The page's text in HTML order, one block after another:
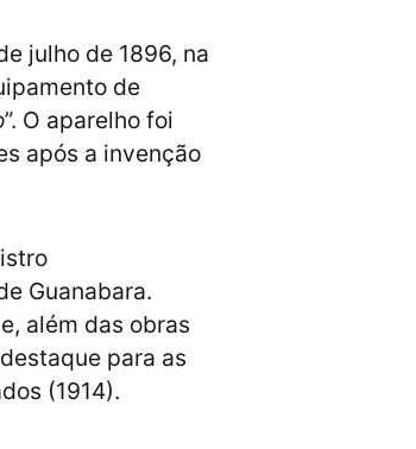
julho de 1896, na
de
”. O aparelho foi
após a invenção
Guanabara.
além das obras
para as
(1914).